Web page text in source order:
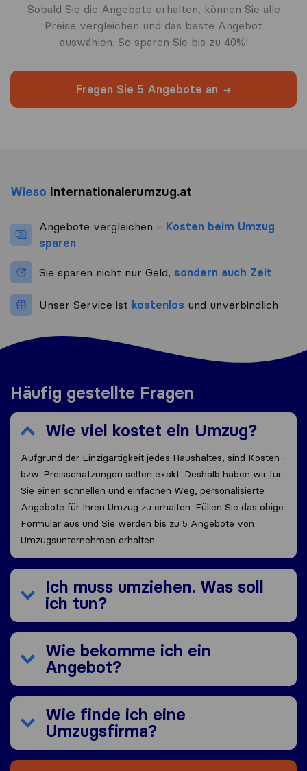
Sobald Sie die Angebote erhalten, können Sie alle
Preise vergleichen und das beste Angebot
auswählen. So sparen Sie bis zu 40%!
Fragen Sie 5 Angebote an
Wieso Internationalerumzug.at
Angebote vergleichen = Kosten beim Umzug
sparen
Sie sparen nicht nur Geld, sondern auch Zeit
Unser Service ist kostenlos und unverbindlich
Häufig gestellte Fragen
Wie viel kostet ein Umzug?
Aufgrund der Einzigartigkeit jedes Haushaltes, sind Kosten -
bzw. Preisschätzungen selten exakt. Deshalb haben wir für
Sie einen schnellen und einfachen Weg, personalisierte
Angebote für Ihren Umzug zu erhalten. Füllen Sie das obige
Formular aus und Sie werden bis zu 5 Angebote von
Umzugsunternehmen erhalten.
Ich muss umziehen. Was soll
ich tun?
Wie bekomme ich ein
Angebot?
Wie finde ich eine
Umzugsfirma?